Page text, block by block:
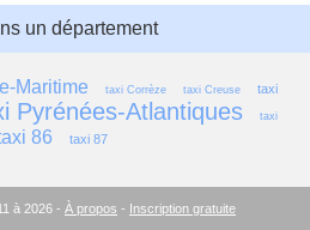
un département
Maritime taxi Corrèze taxi Creuse
taxi
Pyrénées-Atlantiques
taxi
86 taxi 87
à 2026 - À propos - Inscription gratuite